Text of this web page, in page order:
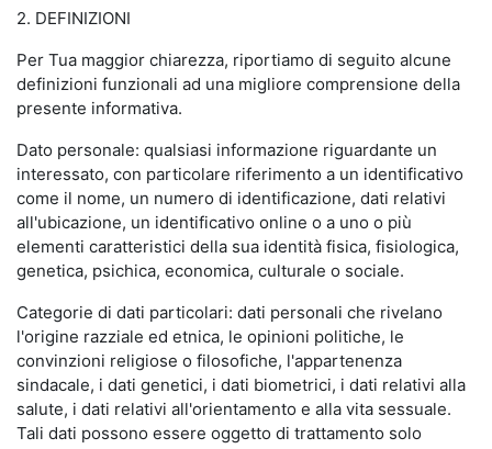
2. DEFINIZIONI
Per Tua maggior chiarezza, riportiamo di seguito alcune
definizioni funzionali ad una migliore comprensione della
presente informativa.
Dato personale: qualsiasi informazione riguardante un
interessato, con particolare riferimento a un identificativo
come il nome, un numero di identificazione, dati relativi
all'ubicazione, un identificativo online o a uno o più
elementi caratteristici della sua identità fisica, fisiologica,
genetica, psichica, economica, culturale o sociale.
Categorie di dati particolari: dati personali che rivelano
l'origine razziale ed etnica, le opinioni politiche, le
convinzioni religiose o filosofiche, l'appartenenza
sindacale, i dati genetici, i dati biometrici, i dati relativi alla
salute, i dati relativi all'orientamento e alla vita sessuale.
Tali dati possono essere oggetto di trattamento solo